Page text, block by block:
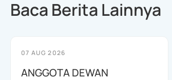
Baca Berita Lainnya
07 AUG 2026
ANGGOTA DEWAN